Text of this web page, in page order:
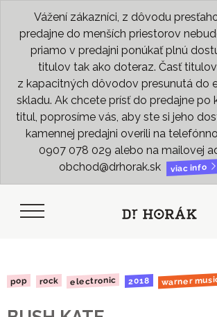
Vážení zákazníci, z dôvodu
predajne do menších priestorov
priamo v predajni ponúkať plnú
titulov tak ako doteraz. Časť
z kapacitných dôvodov presunutá do
skladu. Ak chcete prísť do predajne po
titul, poprosíme vás, aby ste si jeho
kamennej predajni overili na
0907 078 029 alebo na mailovej
obchod@drhorak.sk
viac info
pop rock electronic 2018 warner